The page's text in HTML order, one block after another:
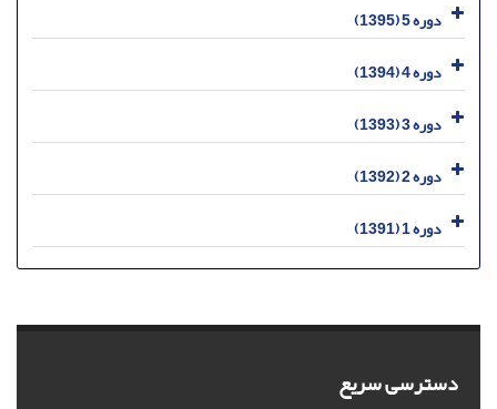
دوره 5 (1395)
دوره 4 (1394)
دوره 3 (1393)
دوره 2 (1392)
دوره 1 (1391)
دسترسی سریع